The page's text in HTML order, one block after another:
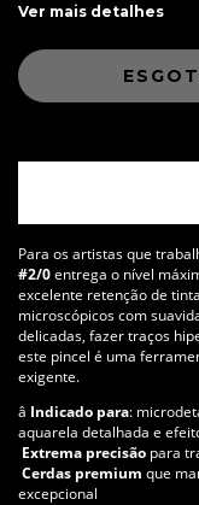
Ver mais detalhes
Para os artistas que
#2/0entrega o nível
excelente retenção de
microscópicos com
delicadas, fazer traços
este pincel é uma
exigente.
â Indicado para:
aquarela detalhada e
Extrema precisão para
Cerdas premium que
excepcional